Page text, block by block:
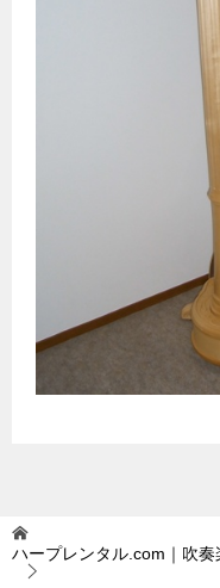
ハープレンタル.com｜吹